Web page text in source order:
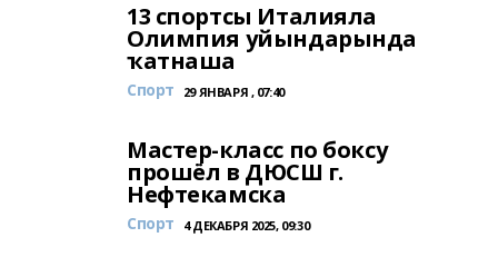
13 спортсы Италияла
Олимпия уйындарында
ҡатнаша
Спорт 29 ЯНВАРЯ , 07:40
Мастер-класс по боксу
прошёл в ДЮСШ г.
Нефтекамска
Спорт 4 ДЕКАБРЯ 2025, 09:30